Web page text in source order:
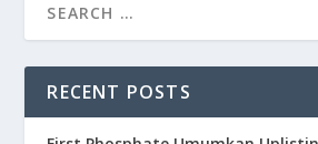
RECENT POSTS